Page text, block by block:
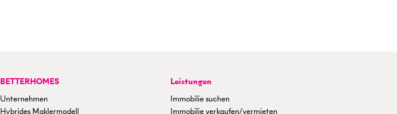
BETTERHOMES
Unternehmen
Hybrides Maklermodell
Leistungen
Immobilie suchen
Immobilie verkaufen/vermieten